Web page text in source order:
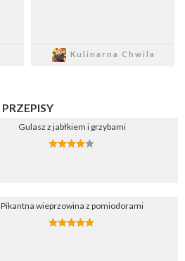
Kulinarna Chwila
PRZEPISY
Gulasz z jabłkiem i grzybami
Pikantna wieprzowina z pomiodorami